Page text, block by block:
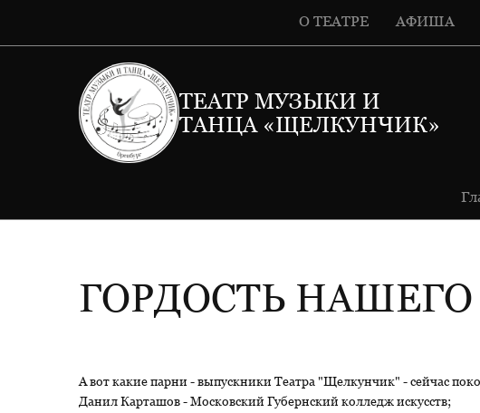
О ТЕАТРЕ АФИША
ТЕАТР МУЗЫКИ И
ТАНЦА «ЩЕЛКУНЧИК»
ГОРДОСТЬ НАШЕГО
А вот какие парни - выпускники Театра "Щелкунчик" - сейчас
Данил Карташов - Московский Губернский колледж искусств;